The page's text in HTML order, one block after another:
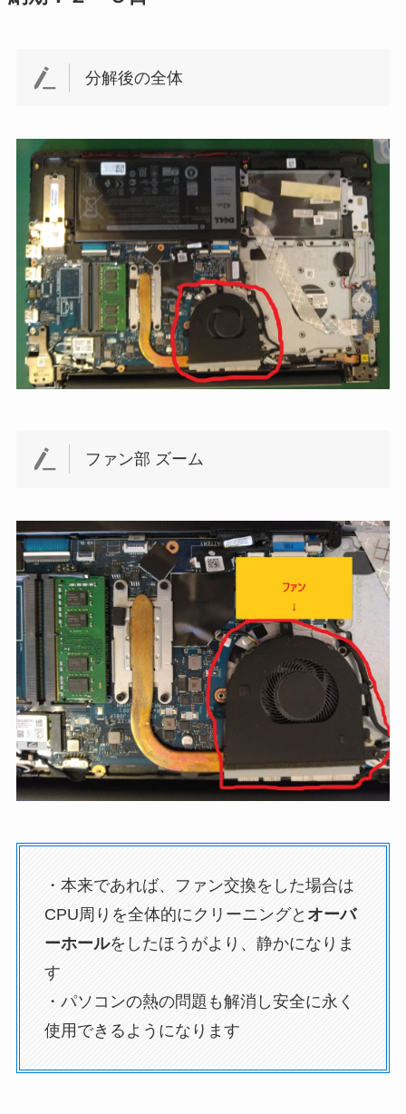
分解後の全体
ファン部 ズーム
・本来であれば、ファン交換をした場合は
CPU周りを全体的にクリーニングと オーバ
ーホールをしたほうがより、静かになりま
す
・パソコンの熱の問題も解消し安全に永く
使用できるようになります